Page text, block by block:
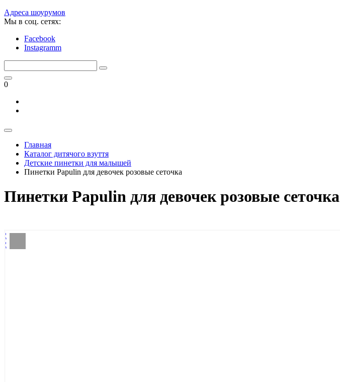
Адреса шоурумов
Мы в соц. сетях:
Facebook
Instagramm
0
Главная
Каталог дитячого взуття
Детские пинетки для малышей
Пинетки Papulin для девочек розовые сеточка
Пинетки Papulin для девочек розовые сеточка